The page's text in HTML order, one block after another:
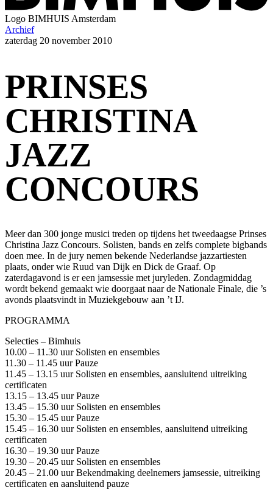
Logo BIMHUIS Amsterdam
Archief
zaterdag 20 november 2010
PRINSES
CHRISTINA
JAZZ
CONCOURS
Meer dan 300 jonge musici treden op tijdens het tweedaagse Prinses
Christina Jazz Concours. Solisten, bands en zelfs complete bigbands
doen mee. In de jury nemen bekende Nederlandse jazzartiesten
plaats, onder wie Ruud van Dijk en Dick de Graaf. Op
zaterdagavond is er een jamsessie met juryleden. Zondagmiddag
wordt bekend gemaakt wie doorgaat naar de Nationale Finale, die ’s
avonds plaatsvindt in Muziekgebouw aan ’t IJ.
PROGRAMMA
Selecties – Bimhuis
10.00 – 11.30 uur Solisten en ensembles
11.30 – 11.45 uur Pauze
11.45 – 13.15 uur Solisten en ensembles, aansluitend uitreiking
certificaten
13.15 – 13.45 uur Pauze
13.45 – 15.30 uur Solisten en ensembles
15.30 – 15.45 uur Pauze
15.45 – 16.30 uur Solisten en ensembles, aansluitend uitreiking
certificaten
16.30 – 19.30 uur Pauze
19.30 – 20.45 uur Solisten en ensembles
20.45 – 21.00 uur Bekendmaking deelnemers jamsessie, uitreiking
certificaten en aansluitend pauze